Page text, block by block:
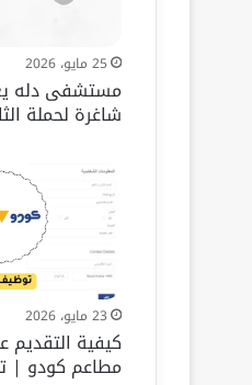
25 مايو، 2026
مستشفى دله
شاغرة لحملة
23 مايو، 2026
كيفية
مطاعم كودو |